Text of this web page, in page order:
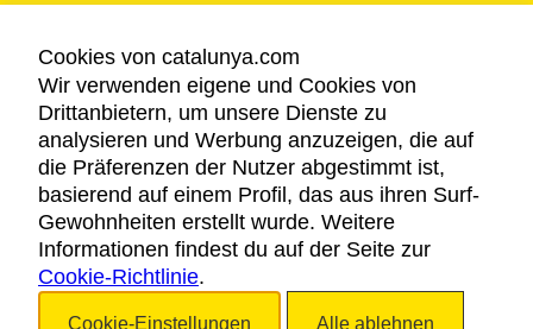
RECHTLICHER HINWEIS
DATENSCHUTZICHTLINIE
COOKIES
BARRIEREFREIHEIT
Cookies von catalunya.com
Wir verwenden eigene und Cookies von
Drittanbietern, um unsere Dienste zu
analysieren und Werbung anzuzeigen, die auf
die Präferenzen der Nutzer abgestimmt ist,
basierend auf einem Profil, das aus ihren Surf-
Gewohnheiten erstellt wurde. Weitere
Informationen findest du auf der Seite zur
Cookie-Richtlinie.
Cookie-Einstellungen Alle ablehnen